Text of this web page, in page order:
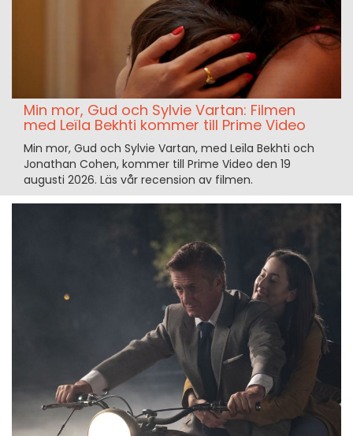
Min mor, Gud och Sylvie Vartan: Filmen
med Leïla Bekhti kommer till Prime Video
Min mor, Gud och Sylvie Vartan, med Leïla Bekhti och
Jonathan Cohen, kommer till Prime Video den 19
augusti 2026. Läs vår recension av filmen.